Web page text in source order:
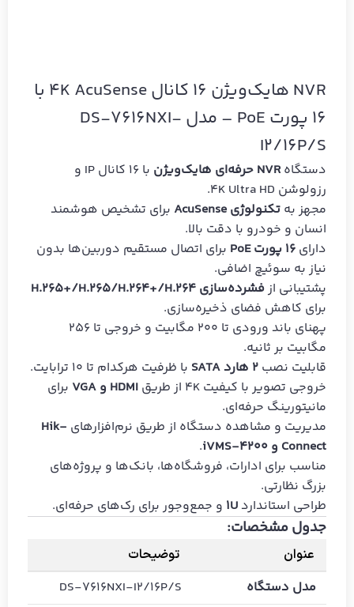
NVR هایک‌ویژن 16 کانال 4K AcuSense با
16 پورت PoE – مدل DS-7616NXI-
I2/16P/S
دستگاه NVR حرفه‌ای هایک‌ویژن
با 16 کانال IP و
رزولوشن 4K Ultra HD.
مجهز به تکنولوژی AcuSense
برای تشخیص هوشمند
انسان و خودرو با دقت بالا.
دارای 16 پورت PoE
برای اتصال مستقیم دوربین‌ها بدون
نیاز به سوئیچ اضافی.
پشتیبانی ازفشرده‌سازی H.265+/H.265/H.264+/H.264
برای کاهش فضای ذخیره‌سازی.
پهنای باند ورودی تا 200 مگابیت و خروجی تا 256
مگابیت بر ثانیه.
قابلیت نصب 2 هارد SATA
با ظرفیت هرکدام تا 10 ترابایت.
خروجی تصویر با کیفیت 4K از طریق
HDMI و VGA
برای
مانیتورینگ حرفه‌ای.
مدیریت و مشاهده دستگاه از طریق نرم‌افزارهای Hik-
Connect و iVMS-4200
.
مناسب برای ادارات، فروشگاه‌ها، بانک‌ها و پروژه‌های
بزرگ نظارتی.
طراحی استاندارد 1U و جمع‌وجور برای رک‌های حرفه‌ای.
جدول مشخصات:
عنوان توضیحات
مدل دستگاه DS-7616NXI-I2/16P/S